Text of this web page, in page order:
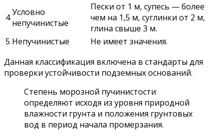
4Условно
непучинистые
Пески от 1 м, супесь — более
чем на 1,5 м, суглинки от 2 м,
глина свыше 3 м.
5 Непучинистые
Не имеет значения.
Данная классификация включена в стандарты для
проверки устойчивости подземных оснований.
Степень морозной пучинистости
определяют исходя из уровня природной
влажности грунта и положения грунтовых
вод в период начала промерзания.